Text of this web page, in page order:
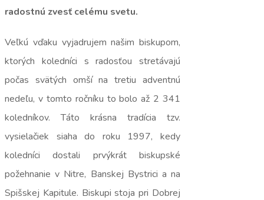
radostnú zvesť celému svetu.
Veľkú vďaku vyjadrujem našim biskupom,
ktorých koledníci s radosťou stretávajú
počas svätých omší na tretiu adventnú
nedeľu, v tomto ročníku to bolo až 2 341
koledníkov. Táto krásna tradícia tzv.
vysielačiek siaha do roku 1997, kedy
koledníci dostali prvýkrát biskupské
požehnanie v Nitre, Banskej Bystrici a na
Spišskej Kapitule. Biskupi stoja pri Dobrej